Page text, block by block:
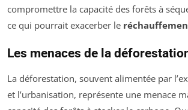
compromettre la capacité des forêts à
ce qui pourrait exacerber le
Les menaces de la
La déforestation, souvent alimentée par
et l’urbanisation, représente une menace